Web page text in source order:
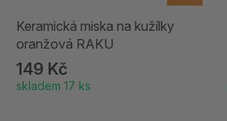
Keramická miska na kužílky
oranžová RAKU
149 Kč
skladem 17 ks